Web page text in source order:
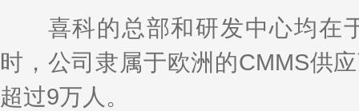
喜科的总部和研发中心均在
时，公司隶属于欧洲的CMMS供
超过9万人。